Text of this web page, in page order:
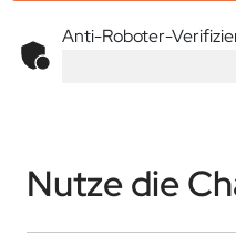
Anti-Roboter-
Nutze die